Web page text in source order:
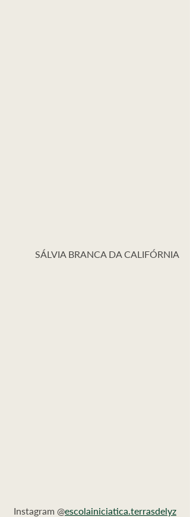
SÁLVIA BRANCA DA CALIFÓRNIA
Instagram @escolainiciatica.terrasdelyz